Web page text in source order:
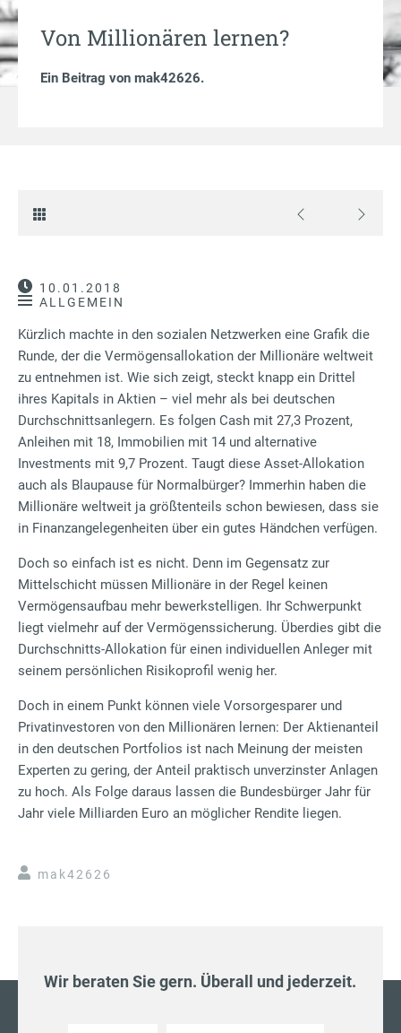
Von Millionären lernen?
Ein Beitrag von mak42626.
10.01.2018
ALLGEMEIN
Kürzlich machte in den sozialen Netzwerken eine Grafik die
Runde, der die Vermögensallokation der Millionäre weltweit
zu entnehmen ist. Wie sich zeigt, steckt knapp ein Drittel
ihres Kapitals in Aktien – viel mehr als bei deutschen
Durchschnittsanlegern. Es folgen Cash mit 27,3 Prozent,
Anleihen mit 18, Immobilien mit 14 und alternative
Investments mit 9,7 Prozent. Taugt diese Asset-Allokation
auch als Blaupause für Normalbürger? Immerhin haben die
Millionäre weltweit ja größtenteils schon bewiesen, dass sie
in Finanzangelegenheiten über ein gutes Händchen verfügen.
Doch so einfach ist es nicht. Denn im Gegensatz zur
Mittelschicht müssen Millionäre in der Regel keinen
Vermögensaufbau mehr bewerkstelligen. Ihr Schwerpunkt
liegt vielmehr auf der Vermögenssicherung. Überdies gibt die
Durchschnitts-Allokation für einen individuellen Anleger mit
seinem persönlichen Risikoprofil wenig her.
Doch in einem Punkt können viele Vorsorgesparer und
Privatinvestoren von den Millionären lernen: Der Aktienanteil
in den deutschen Portfolios ist nach Meinung der meisten
Experten zu gering, der Anteil praktisch unverzinster Anlagen
zu hoch. Als Folge daraus lassen die Bundesbürger Jahr für
Jahr viele Milliarden Euro an möglicher Rendite liegen.
mak42626
Wir beraten Sie gern. Überall und jederzeit.